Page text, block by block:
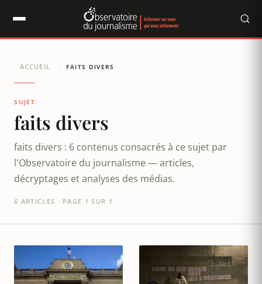
ACCUEIL / FAITS DIVERS
SUJET
faits divers
faits divers : 6 contenus consacrés à ce sujet par
l'Observatoire du journalisme — articles,
décryptages et analyses des médias.
6 ARTICLES · PAGE 1 SUR 1
Panneau de gestion des cookies